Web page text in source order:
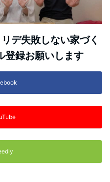
デ失敗しない家づく
登録お願いします